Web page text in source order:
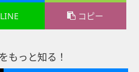
LINE コピー
もっと知る！